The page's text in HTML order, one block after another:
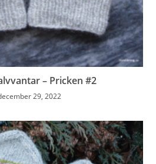
– Pricken #2
29, 2022